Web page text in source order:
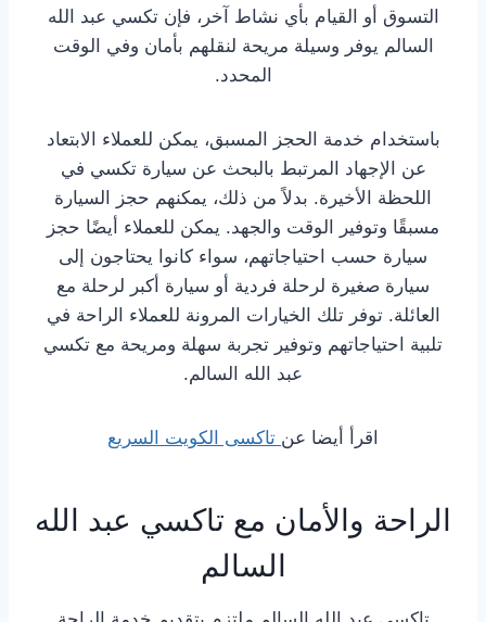
التسوق أو القيام بأي نشاط آخر، فإن تكسي عبد الله
السالم يوفر وسيلة مريحة لنقلهم بأمان وفي الوقت
المحدد.
باستخدام خدمة الحجز المسبق، يمكن للعملاء الابتعاد
عن الإجهاد المرتبط بالبحث عن سيارة تكسي في
اللحظة الأخيرة. بدلاً من ذلك، يمكنهم حجز السيارة
مسبقًا وتوفير الوقت والجهد. يمكن للعملاء أيضًا حجز
سيارة حسب احتياجاتهم، سواء كانوا يحتاجون إلى
سيارة صغيرة لرحلة فردية أو سيارة أكبر لرحلة مع
العائلة. توفر تلك الخيارات المرونة للعملاء الراحة في
تلبية احتياجاتهم وتوفير تجربة سهلة ومريحة مع تكسي
عبد الله السالم.
اقرأ أيضا عن تاكسى الكويت السريع
الراحة والأمان مع تاكسي عبد الله
السالم